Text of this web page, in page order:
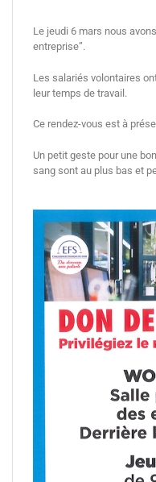
Le jeudi 6 mars nous
entreprise”.
Les salariés volontaires
leur temps de travail.
Ce rendez-vous est à
Un petit geste pour une
sang sont au plus bas et